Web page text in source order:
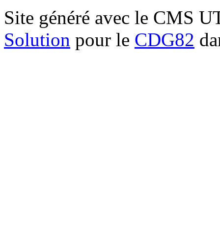
Site généré avec le CMS
Solution pour le CDG82